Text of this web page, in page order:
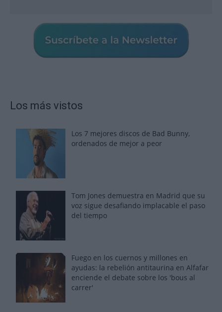
Los más vistos
Los 7 mejores discos de Bad Bunny,
ordenados de mejor a peor
Tom Jones demuestra en Madrid que su
voz sigue desafiando implacable el paso
del tiempo
Fuego en los cuernos y millones en
ayudas: la rebelión antitaurina en Alfafar
enciende el debate sobre los 'bous al
carrer'